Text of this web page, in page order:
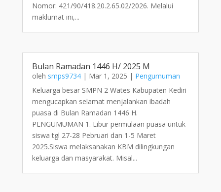
Nomor: 421/90/418.20.2.65.02/2026. Melalui
maklumat ini,...
Bulan Ramadan 1446 H/ 2025 M
oleh smps9734| Mar 1, 2025 | Pengumuman
Keluarga besar SMPN 2 Wates Kabupaten Kediri
mengucapkan selamat menjalankan ibadah
puasa di Bulan Ramadan 1446 H.
PENGUMUMAN 1. Libur permulaan puasa untuk
siswa tgl 27-28 Pebruari dan 1-5 Maret
2025.Siswa melaksanakan KBM dilingkungan
keluarga dan masyarakat. Misal...